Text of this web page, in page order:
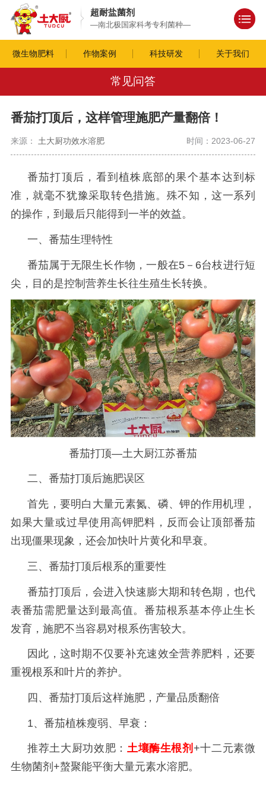
超耐盐菌剂
—南北极国家科考专利菌种—
微生物肥料 作物案例 科技研发 关于我们
常见问答
番茄打顶后，这样管理施肥产量翻倍！
来源： 土大厨功效水溶肥 时间：2023-06-27
番茄打顶后，看到植株底部的果个基本达到标
准，就毫不犹豫采取转色措施。殊不知，这一系列
的操作，到最后只能得到一半的效益。
一、番茄生理特性
番茄属于无限生长作物，一般在5－6台枝进行短
尖，目的是控制营养生长往生殖生长转换。
番茄打顶—土大厨江苏番茄
二、番茄打顶后施肥误区
首先，要明白大量元素氮、磷、钾的作用机理，
如果大量或过早使用高钾肥料，反而会让顶部番茄
出现僵果现象，还会加快叶片黄化和早衰。
三、番茄打顶后根系的重要性
番茄打顶后，会进入快速膨大期和转色期，也代
表番茄需肥量达到最高值。番茄根系基本停止生长
发育，施肥不当容易对根系伤害较大。
因此，这时期不仅要补充速效全营养肥料，还要
重视根系和叶片的养护。
四、番茄打顶后这样施肥，产量品质翻倍
1、番茄植株瘦弱、早衰：
推荐土大厨功效肥： 土壤酶生根剂 +十二元素微
生物菌剂+螯聚能平衡大量元素水溶肥。